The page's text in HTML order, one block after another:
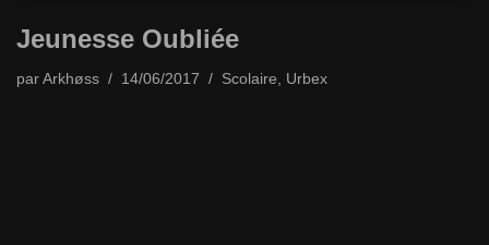
Jeunesse Oubliée
par Arkhøss 14/06/2017 Scolaire, Urbex